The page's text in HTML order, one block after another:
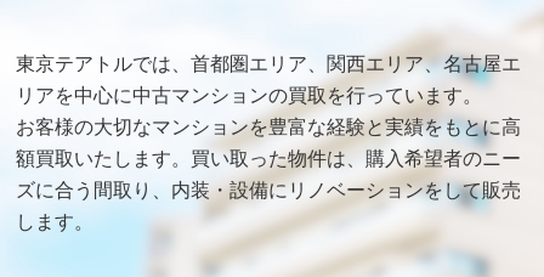
東京テアトルでは、首都圏エリア、関西エリア、名古屋エ
リアを中心に中古マンションの買取を行っています。
お客様の大切なマンションを豊富な経験と実績をもとに高
額買取いたします。買い取った物件は、購入希望者のニー
ズに合う間取り、内装・設備にリノベーションをして販売
します。